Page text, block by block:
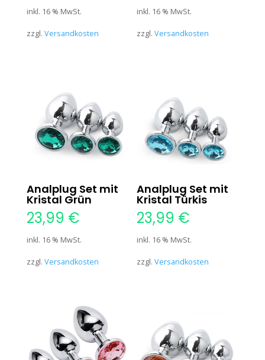
inkl. 16 % MwSt.
zzgl. Versandkosten
inkl. 16 % MwSt.
zzgl.Versandkosten
Analplug Set mit
Kristal Grün
23,99 €
inkl. 16 % MwSt.
zzgl. Versandkosten
Analplug Set mit
Kristal Türkis
23,99 €
inkl. 16 % MwSt.
zzgl.Versandkosten